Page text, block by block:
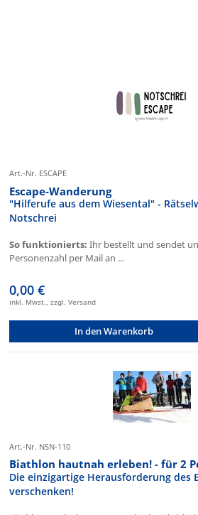
Art.-Nr. ESCAPE
Escape-Wanderung
"Hilferufe aus dem Wiesental" -
Notschrei
So funktionierts: Ihr bestellt und sendet
Personenzahl per Mail an ...
0,00 €
inkl. Mwst., zzgl. Versand
In den Warenkorb
Art.-Nr. NSN-110
Biathlon hautnah erleben! - für 2
Die einzigartige Herausforderung des
verschenken!